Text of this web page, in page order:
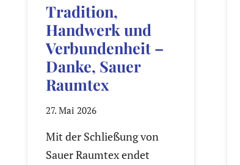
Tradition,
Handwerk und
Verbundenheit –
Danke, Sauer
Raumtex
27. Mai 2026
Mit der Schließung von
Sauer Raumtex endet